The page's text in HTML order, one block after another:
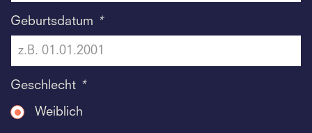
Geburtsdatum *
Geschlecht *
Weiblich